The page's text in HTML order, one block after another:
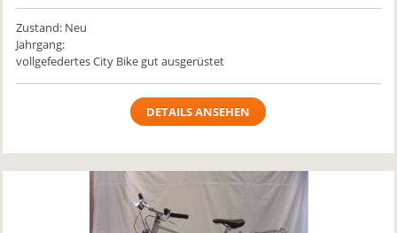
Zustand: Neu
Jahrgang:
vollgefedertes City Bike gut ausgerüstet
DETAILS ANSEHEN